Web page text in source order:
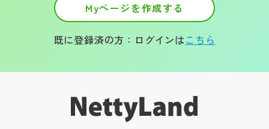
Myページを作成する
既に登録済の方：ログインはこちら